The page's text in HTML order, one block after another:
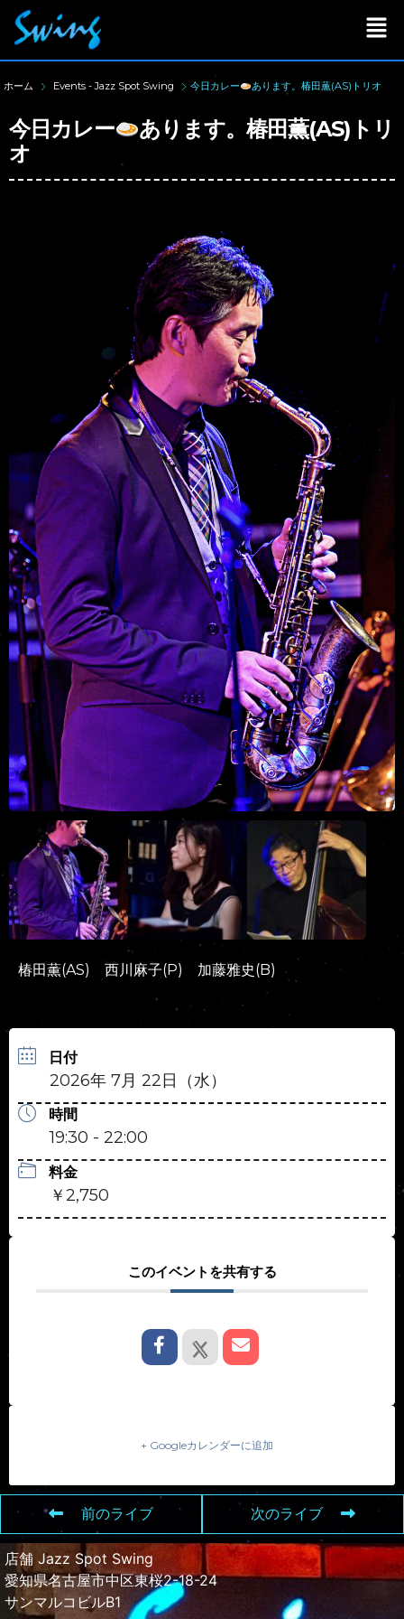
ホーム Events - Jazz Spot Swing 今日カレー あります。椿田薫(AS)トリオ
今日カレー
あります。椿田薫(AS)トリ
オ
椿田薫(AS) 西川麻子(P) 加藤雅史(B)
日付
2026年 7月 22日（水）
時間
19:30 - 22:00
料金
￥2,750
このイベントを共有する
+ Googleカレンダーに追加
前のライブ 次のライブ
店舗 Jazz Spot Swing
愛知県名古屋市中区東桜2-18-24
サンマルコビルB1